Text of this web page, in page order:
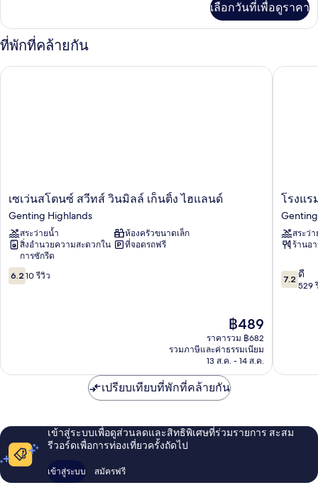
ท่าน
เกี่ยว
กับ
ห้อง
สแตนดาร์ด
สำหรับ
เลือกวันที่เพื่อดูราคา
ที่พักที่คล้ายกัน
เซ
เว่นส
โตน
ซ์
สวี
วิ
นมิลล์
เซเว่นสโตนซ์ สวีทส์ วินมิลล์ เก็นติ้ง ไฮแลนด์
Genting Highlands
สระว่ายน้ำ
ห้องครัวขนาดเล็ก
สิ่งอำนวยความสะดวกใน
การซักรีด
ที่จอดรถฟรี
6.2
จาก
6.2 10 รีวิว
ราคา
ปัจจุบัน
คือ
฿489
฿489
ราคารวม ฿682
รวมภาษีและค่าธรรมเนียม
13 ส.ค. - 14 ส.ค.
เซเว่นสโตนซ์ สวีทส์ วินมิลล์ เก็นติ้ง ไฮแลนด์
โรงแรม
แก
รนด์
ไอออน
เดเล
Genting
โรงแร
สระว่
ร้านอ
7.2
จาก
7.2 ดี
529
โรงแรม
เปรียบเทียบที่พักที่คล้ายกัน
เข้าสู่ระบบเพื่อดูส่วนลดและสิทธิพิเศษที่ร่วมรายการ สะสม
รีวอร์ดเพื่อการท่องเที่ยวครั้งถัดไป
เข้าสู่ระบบ สมัครฟรี